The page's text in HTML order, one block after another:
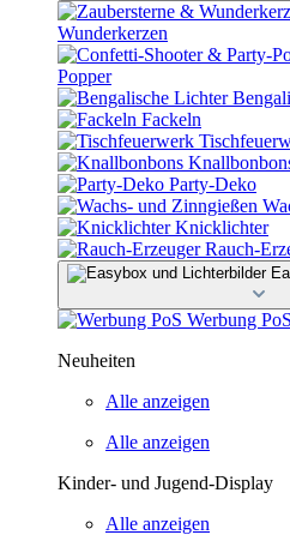
Wunderkerzen
Popper
Fackeln
Party-Deko
Knicklichter
Rauch-
Werbung PoS
Neuheiten
Alle anzeigen
Alle anzeigen
Kinder- und Jugend-Display
Alle anzeigen